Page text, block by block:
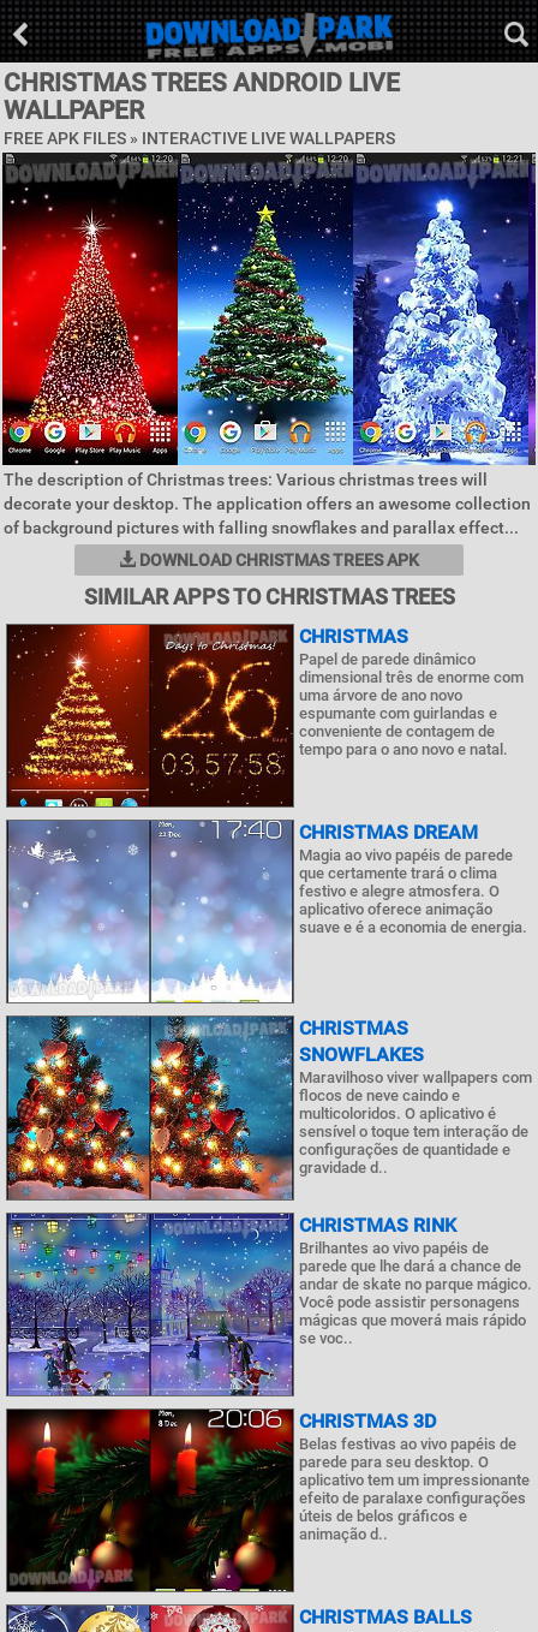
CHRISTMAS TREES ANDROID LIVE
WALLPAPER
FREE APK FILES » INTERACTIVE LIVE WALLPAPERS
The description of Christmas trees: Various christmas trees will
decorate your desktop. The application offers an awesome collection
of background pictures with falling snowflakes and parallax effect...
DOWNLOAD CHRISTMAS TREES APK
SIMILAR APPS TO CHRISTMAS TREES
CHRISTMAS
Papel de parede dinâmico
dimensional três de enorme com
uma árvore de ano novo
espumante com guirlandas e
conveniente de contagem de
tempo para o ano novo e natal.
CHRISTMAS DREAM
Magia ao vivo papéis de parede
que certamente trará o clima
festivo e alegre atmosfera. O
aplicativo oferece animação
suave e é a economia de energia.
CHRISTMAS
SNOWFLAKES
Maravilhoso viver wallpapers com
flocos de neve caindo e
multicoloridos. O aplicativo é
sensível o toque tem interação de
configurações de quantidade e
gravidade d..
CHRISTMAS RINK
Brilhantes ao vivo papéis de
parede que lhe dará a chance de
andar de skate no parque mágico.
Você pode assistir personagens
mágicas que moverá mais rápido
se voc..
CHRISTMAS 3D
Belas festivas ao vivo papéis de
parede para seu desktop. O
aplicativo tem um impressionante
efeito de paralaxe configurações
úteis de belos gráficos e
animação d..
CHRISTMAS BALLS